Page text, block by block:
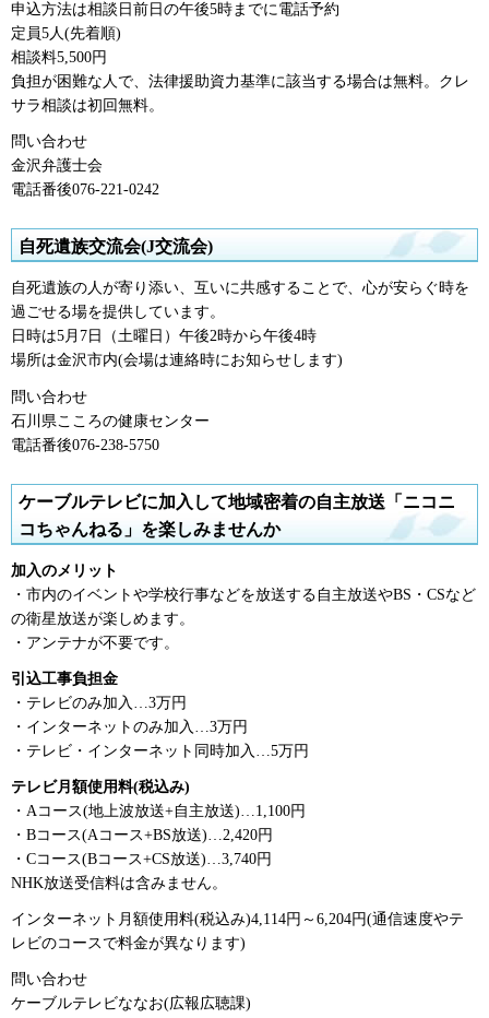
申込方法は相談日前日の午後5時までに電話予約
定員5人(先着順)
相談料5,500円
負担が困難な人で、法律援助資力基準に該当する場合は無料。クレ
サラ相談は初回無料。
問い合わせ
金沢弁護士会
電話番後076-221-0242
自死遺族交流会(J交流会)
自死遺族の人が寄り添い、互いに共感することで、心が安らぐ時を
過ごせる場を提供しています。
日時は5月7日（土曜日）午後2時から午後4時
場所は金沢市内(会場は連絡時にお知らせします)
問い合わせ
石川県こころの健康センター
電話番後076-238-5750
ケーブルテレビに加入して地域密着の自主放送「ニコニ
コちゃんねる」を楽しみませんか
加入のメリット
・市内のイベントや学校行事などを放送する自主放送やBS・CSなど
の衛星放送が楽しめます。
・アンテナが不要です。
引込工事負担金
・テレビのみ加入…3万円
・インターネットのみ加入…3万円
・テレビ・インターネット同時加入…5万円
テレビ月額使用料(税込み)
・Aコース(地上波放送+自主放送)…1,100円
・Bコース(Aコース+BS放送)…2,420円
・Cコース(Bコース+CS放送)…3,740円
NHK放送受信料は含みません。
インターネット月額使用料(税込み)4,114円～6,204円(通信速度やテ
レビのコースで料金が異なります)
問い合わせ
ケーブルテレビななお(広報広聴課)